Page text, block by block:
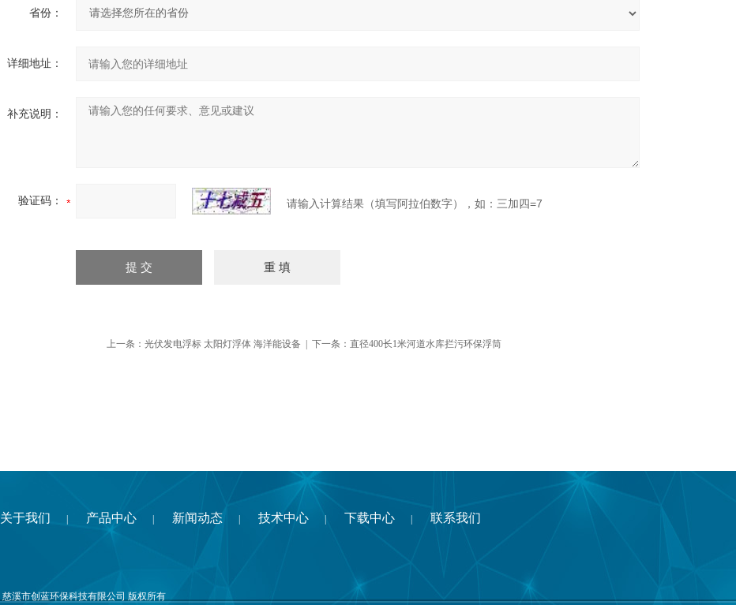
省份：
详细地址：
补充说明：
验证码： 请输入计算结果（填写阿拉伯数字），如：三加四=7
上一条： 光伏发电浮标 太阳灯浮体 海洋能设备 | 下一条： 直径400长1米河道水库拦污环保浮筒
关于我们 产品中心 新闻动态 技术中心 下载中心 联系我们
慈溪市创蓝环保科技有限公司 版权所有